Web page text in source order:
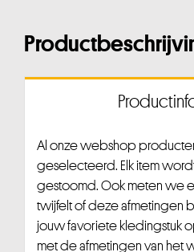
Al onze webshop
geselecteerd. Elk item
gestoomd. Ook meten we
twijfelt of deze afmetingen
jouw favoriete kledingstuk
met de afmetingen van het